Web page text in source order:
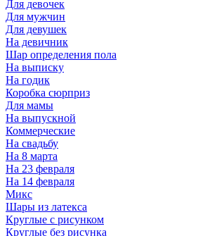
Для девочек
Для мужчин
Для девушек
На девичник
Шар определения пола
На выписку
На годик
Коробка сюрприз
Для мамы
На выпускной
Коммерческие
На свадьбу
На 8 марта
На 23 февраля
На 14 февраля
Микс
Шары из латекса
Круглые с рисунком
Круглые без рисунка